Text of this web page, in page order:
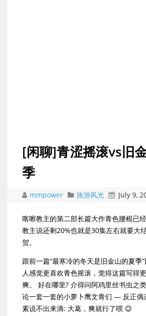
[闲聊]青涩摇滚vs旧
季
mmpower 旅游风光 July 9,
喀嚓教主的第二部长篇大作青色腰棍已
教主说还剩20%也就是30集左右就要大
贺。
跟前一篇“最寒冷的冬天是旧金山的夏季
人感觉更喜欢青色摇滚，觉得这篇写得
爽。 好在哪里? 介得问阿鸡里丝书虫之
论一套一套的小萝卜鹰文青们 — 反正偶
素说不出来滴: 大葛，爽就行了呗 😉